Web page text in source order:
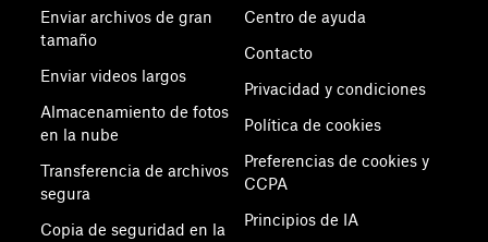
Enviar archivos de gran
tamaño
Enviar videos largos
Almacenamiento de fotos
en la nube
Transferencia de archivos
segura
Copia de seguridad en la
Centro de ayuda
Contacto
Privacidad y condiciones
Política de cookies
Preferencias de cookies y
CCPA
Principios de IA